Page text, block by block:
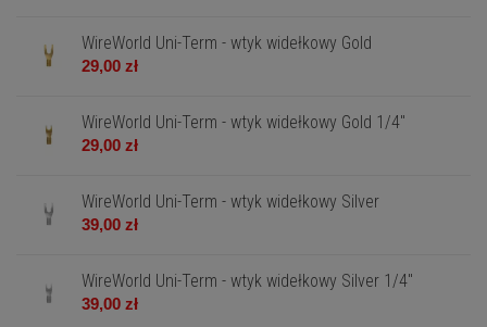
WireWorld Uni-Term - wtyk widełkowy Gold
29,00 zł
WireWorld Uni-Term - wtyk widełkowy Gold 1/4"
29,00 zł
WireWorld Uni-Term - wtyk widełkowy Silver
39,00 zł
WireWorld Uni-Term - wtyk widełkowy Silver 1/4"
39,00 zł